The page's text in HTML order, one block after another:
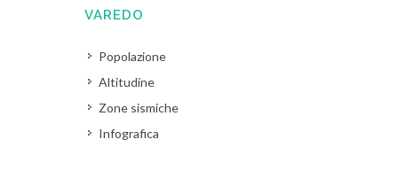
VAREDO
Popolazione
Altitudine
Zone sismiche
Infografica